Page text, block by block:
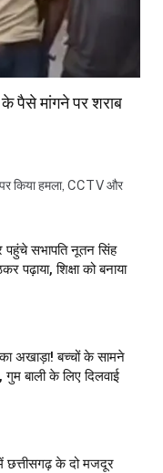
के पैसे मांगने पर शराब
पर किया हमला, CCTV और
पहुंचे सभापति नूतन सिंह
पढ़ाया, शिक्षा को बनाया
अखाड़ा! बच्चों के सामने
गुम बाली के लिए दिलवाई
के दो मजदूर